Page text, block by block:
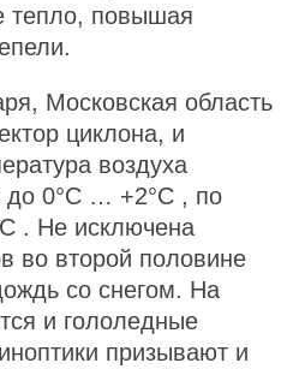
тепло, повышая
Московская область
циклона, и
воздуха
до 0°С … +2°С , по
. Не исключена
во второй половине
со снегом. На
и гололедные
призывают и